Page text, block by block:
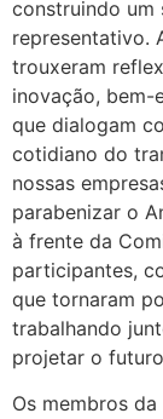
construindo um
representativo.
trouxeram
inovação, bem-
que dialogam
cotidiano do
nossas
parabenizar o
à frente da
participantes,
que tornaram
trabalhando
projetar o
Os membros